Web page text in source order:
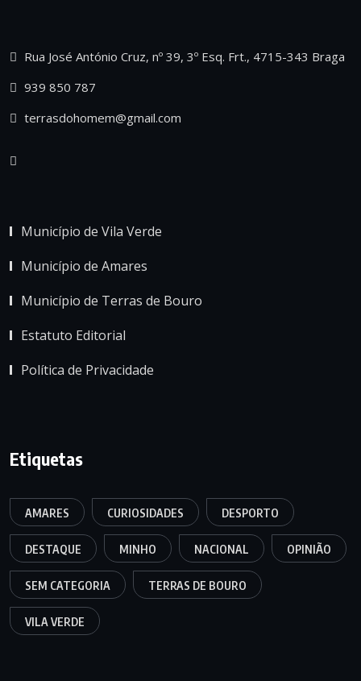
Rua José António Cruz, nº 39, 3º Esq. Frt., 4715-343 Braga
939 850 787
terrasdohomem@gmail.com
Município de Vila Verde
Município de Amares
Município de Terras de Bouro
Estatuto Editorial
Política de Privacidade
Etiquetas
AMARES CURIOSIDADES DESPORTO
DESTAQUE MINHO NACIONAL OPINIÃO
SEM CATEGORIA TERRAS DE BOURO
VILA VERDE